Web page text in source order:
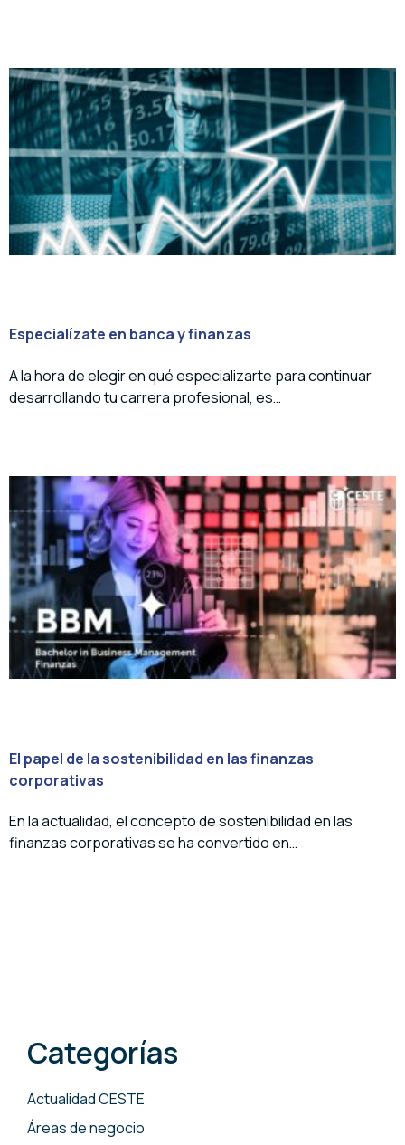
Especialízate en banca y finanzas
A la hora de elegir en qué especializarte para continuar
desarrollando tu carrera profesional, es…
El papel de la sostenibilidad en las finanzas
corporativas
En la actualidad, el concepto de sostenibilidad en las
finanzas corporativas se ha convertido en…
Categorías
Actualidad CESTE
Áreas de negocio